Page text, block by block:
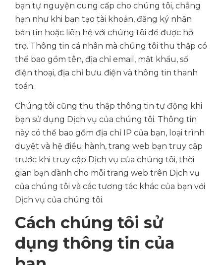
bạn tự nguyện cung cấp cho chúng tôi, chẳng
hạn như khi bạn tạo tài khoản, đăng ký nhận
bản tin hoặc liên hệ với chúng tôi để được hỗ
trợ. Thông tin cá nhân mà chúng tôi thu thập có
thể bao gồm tên, địa chỉ email, mật khẩu, số
điện thoại, địa chỉ bưu điện và thông tin thanh
toán.
Chúng tôi cũng thu thập thông tin tự động khi
bạn sử dụng Dịch vụ của chúng tôi. Thông tin
này có thể bao gồm địa chỉ IP của bạn, loại trình
duyệt và hệ điều hành, trang web bạn truy cập
trước khi truy cập Dịch vụ của chúng tôi, thời
gian bạn dành cho mỗi trang web trên Dịch vụ
của chúng tôi và các tương tác khác của bạn với
Dịch vụ của chúng tôi.
Cách chúng tôi sử
dụng thông tin của